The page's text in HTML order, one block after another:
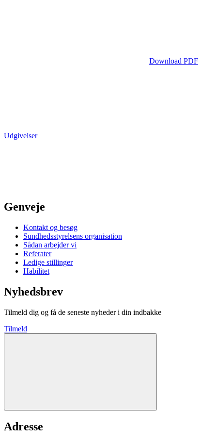
Download PDF
Udgivelser
Genveje
Kontakt og besøg
Sundhedsstyrelsens organisation
Sådan arbejder vi
Referater
Ledige stillinger
Habilitet
Nyhedsbrev
Tilmeld dig og få de seneste nyheder i din indbakke
Tilmeld
Adresse